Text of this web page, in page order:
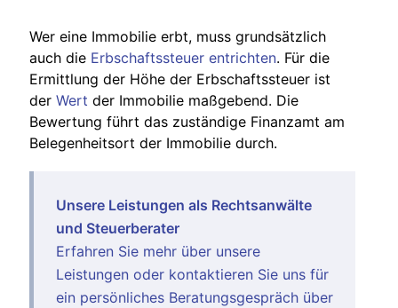
Wer eine Immobilie erbt, muss grundsätzlich
auch die Erbschaftssteuer entrichten. Für die
Ermittlung der Höhe der Erbschaftssteuer ist
der Wert der Immobilie maßgebend. Die
Bewertung führt das zuständige Finanzamt am
Belegenheitsort der Immobilie durch.
Unsere Leistungen als Rechtsanwälte
und Steuerberater
Erfahren Sie mehr über unsere
Leistungen oder kontaktieren Sie uns für
ein persönliches Beratungsgespräch über